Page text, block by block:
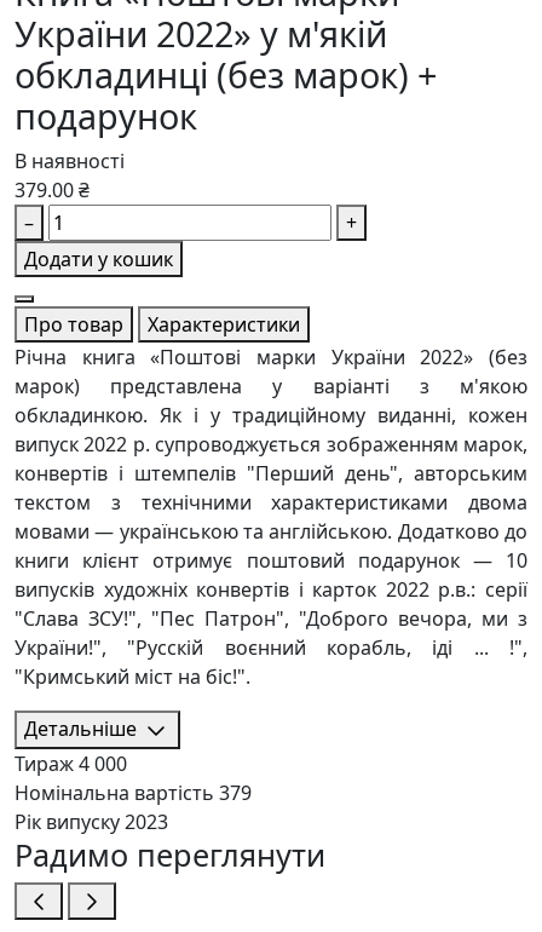
України 2022» у м'якій
обкладинці (без марок) +
подарунок
В наявності
379.00 ₴
–
+
Додати у кошик
Про товар
Характеристики
Річна книга «Поштові марки України 2022» (без
марок) представлена у варіанті з м'якою
обкладинкою. Як і у традиційному виданні, кожен
випуск 2022 р. супроводжується зображенням марок,
конвертів і штемпелів "Перший день", авторським
текстом з технічними характеристиками двома
мовами — українською та англійською. Додатково до
книги клієнт отримує поштовий подарунок — 10
випусків художніх конвертів і карток 2022 р.в.: серії
"Слава ЗСУ!", "Пес Патрон", "Доброго вечора, ми з
України!", "Русскій воєнний корабль, іді ... !",
"Кримський міст на біс!".
Детальніше
Тираж4 000
Номінальна вартість 379
Рік випуску2023
Радимо переглянути